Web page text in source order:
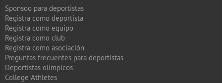
Sponsoo para deportistas
Registra como deportista
Registra como equipo
Registra como club
Registra como asociación
Preguntas frecuentes para deportistas
Deportistas olimpicos
College Athletes